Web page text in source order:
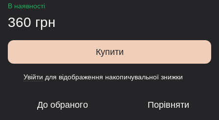
В наявності
360 грн
Купити
Увійти для відображення накопичувальної знижки
До обраного Порівняти